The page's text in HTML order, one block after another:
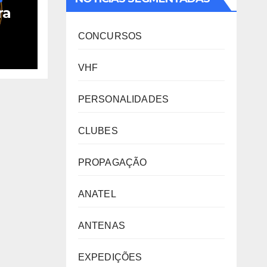
CONCURSOS
VHF
PERSONALIDADES
CLUBES
PROPAGAÇÃO
ANATEL
ANTENAS
EXPEDIÇÕES